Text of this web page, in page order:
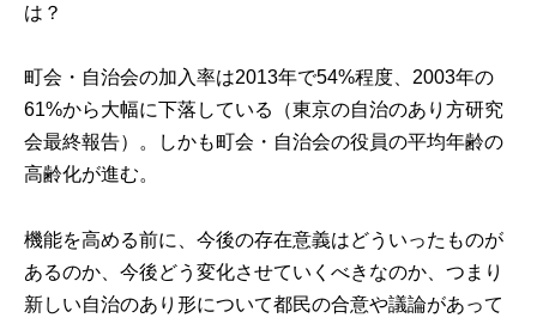
は？
町会・自治会の加入率は2013年で54%程度、2003年の
61%から大幅に下落している
（東京の自治のあり方研究
会最終報告）
。しかも町会・自治会の役員の平均年齢の
高齢化が進む。
機能を高める前に、今後の存在意義はどういったものが
あるのか、今後どう変化させていくべきなのか、つまり
新しい自治のあり形について都民の合意や議論があって